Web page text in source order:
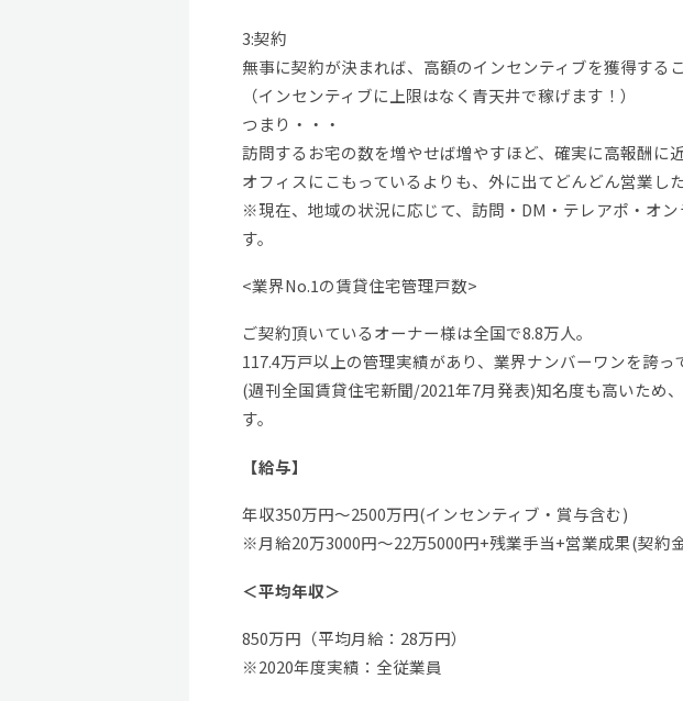
3:契約
無事に契約が決まれば、高額のインセンティブを獲得する
（インセンティブに上限はなく青天井で稼げます！）
つまり・・・
訪問するお宅の数を増やせば増やすほど、確実に高報酬に
オフィスにこもっているよりも、外に出てどんどん営業し
※現在、地域の状況に応じて、訪問・DM・テレアポ・オ
す。
<業界No.1の賃貸住宅管理戸数>
ご契約頂いているオーナー様は全国で8.8万人。
117.4万戸以上の管理実績があり、業界ナンバーワンを誇っ
(週刊全国賃貸住宅新聞/2021年7月発表)知名度も高いため
す。
【給与】
年収350万円〜2500万円(インセンティブ・賞与含む)
※月給20万3000円〜22万5000円+残業手当+営業成果(契約
＜平均年収＞
850万円（平均月給：28万円）
※2020年度実績：全従業員